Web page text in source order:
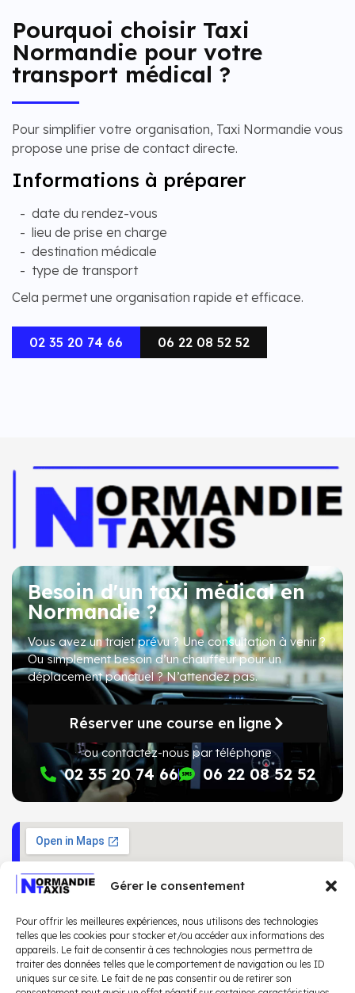
Gérer le consentement
Pour offrir les meilleures expériences, nous utilisons des technologies
telles que les cookies pour stocker et/ou accéder aux informations des
appareils. Le fait de consentir à ces technologies nous permettra de
traiter des données telles que le comportement de navigation ou les ID
uniques sur ce site. Le fait de ne pas consentir ou de retirer son
Pourquoi choisir Taxi
Normandie pour votre
transport médical ?
Pour simplifier votre organisation, Taxi Normandie vous
propose une prise de contact directe.
Informations à préparer
date du rendez-vous
lieu de prise en charge
destination médicale
type de transport
Cela permet une organisation rapide et efficace.
02 35 20 74 66 06 22 08 52 52
Besoin d'un taxi médical en
Normandie ?
Vous avez un trajet prévu ? Une consultation à venir ?
Ou simplement besoin d’un chauffeur pour un
déplacement ponctuel ?N’attendez pas.
Réserver une course en ligne
ou contactez-nous par téléphone
02 35 20 74 66 06 22 08 52 52